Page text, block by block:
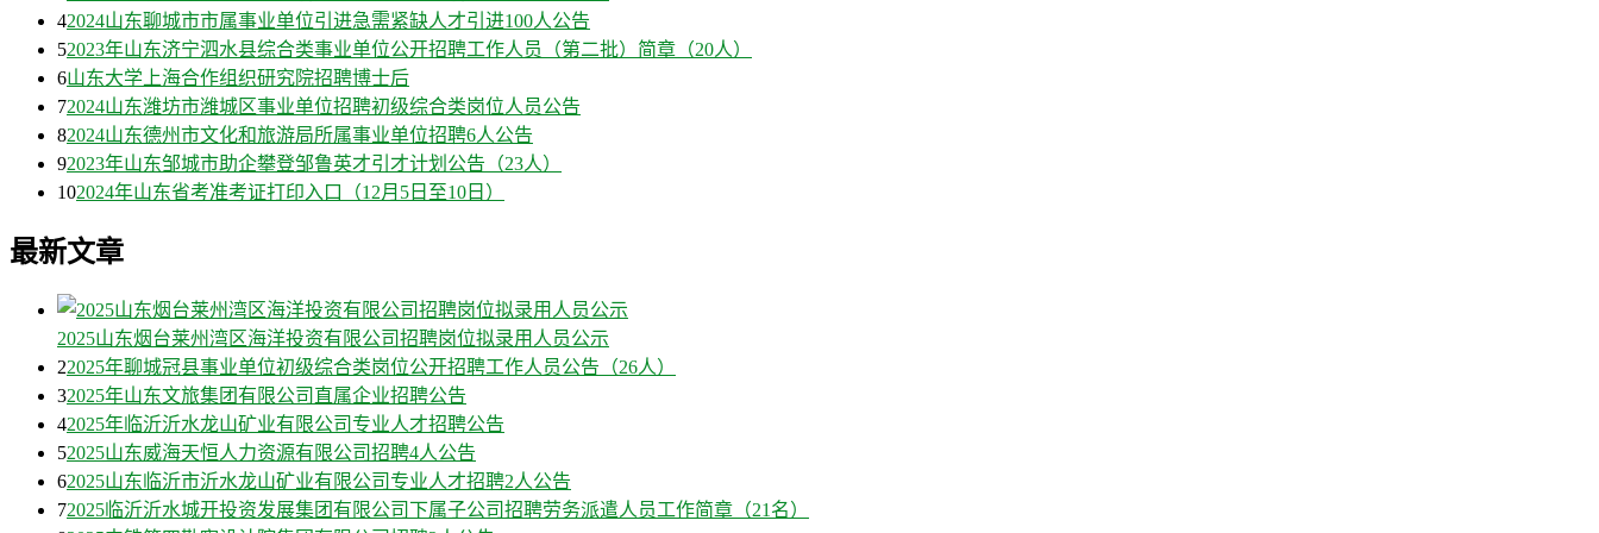
42024山东聊城市市属事业单位引进急需紧缺人才引进100人公告
52023年山东济宁泗水县综合类事业单位公开招聘工作人员（第二批）简章（20人）
6山东大学上海合作组织研究院招聘博士后
72024山东潍坊市潍城区事业单位招聘初级综合类岗位人员公告
82024山东德州市文化和旅游局所属事业单位招聘6人公告
92023年山东邹城市助企攀登邹鲁英才引才计划公告（23人）
102024年山东省考准考证打印入口（12月5日至10日）
最新文章
2025山东烟台莱州湾区海洋投资有限公司招聘岗位拟录用人员公示
22025年聊城冠县事业单位初级综合类岗位公开招聘工作人员公告（26人）
32025年山东文旅集团有限公司直属企业招聘公告
42025年临沂沂水龙山矿业有限公司专业人才招聘公告
52025山东威海天恒人力资源有限公司招聘4人公告
62025山东临沂市沂水龙山矿业有限公司专业人才招聘2人公告
72025临沂沂水城开投资发展集团有限公司下属子公司招聘劳务派遣人员工作简章（21名）